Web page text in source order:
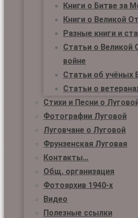
Книги о Битве за
Книги о Великой
Разные книги и
Статьи о Великой
войне
Статьи об учёных
Статьи о
Стихи и Песни о
Фотографии Луговой
Луговчане о Луговой
Фрунзенская Луговая
Контакты…
Общ. организация
Фотоархив 1940-х
Видео
Полезные ссылки